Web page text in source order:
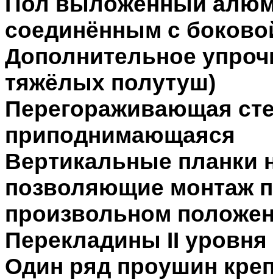
соединённым с
Дополнительное
тяжёлых полутуш)
Перегораживающая
приподнимающаяся
Вертикальные планки
позволяющие монтаж
произвольном
Перекладины II уровня
Один ряд проушин